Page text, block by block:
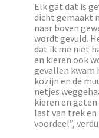
Elk gat dat is
dicht gemaakt
naar boven
wordt gevuld.
dat ik me niet
en kieren ook
gevallen
kozijn en de
netjes
kieren en
last van trek
voordeel”,